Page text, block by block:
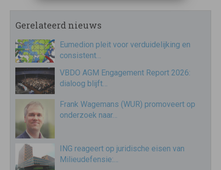
Gerelateerd nieuws
Eumedion pleit voor verduidelijking en
consistent…
VBDO AGM Engagement Report 2026:
dialoog blijft…
Frank Wagemans (WUR) promoveert op
onderzoek naar…
ING reageert op juridische eisen van
Milieudefensie:…